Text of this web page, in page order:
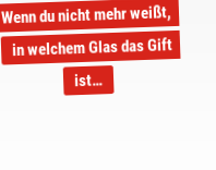
Wenn du nicht mehr weißt,
in welchem Glas das Gift
ist…